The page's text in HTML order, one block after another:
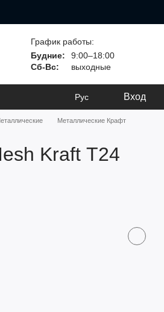
График работы:
Будние:
9:00–18:00
Сб-Вс:
выходные
Рус Вход
Металлические Крафт
Kraft Т24